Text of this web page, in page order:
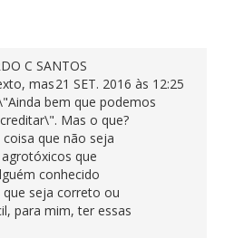
C SANTOS
21 SET. 2016 às 12:25
mas
bem que podemos
Mas o que?
que não seja
que
conhecido
seja correto ou
para mim, ter essas